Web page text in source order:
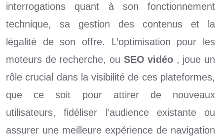
interrogations quant à son fonctionnement
technique, sa gestion des contenus et la
légalité de son offre. L’optimisation pour les
moteurs de recherche, ou SEO vidéo , joue un
rôle crucial dans la visibilité de ces plateformes,
que ce soit pour attirer de nouveaux
utilisateurs, fidéliser l’audience existante ou
assurer une meilleure expérience de navigation